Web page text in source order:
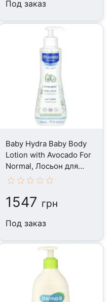
Под заказ
Baby Hydra Baby Body
Lotion with Avocado For
Normal, Лосьон для
тела, 300 мл
1547 грн
Под заказ